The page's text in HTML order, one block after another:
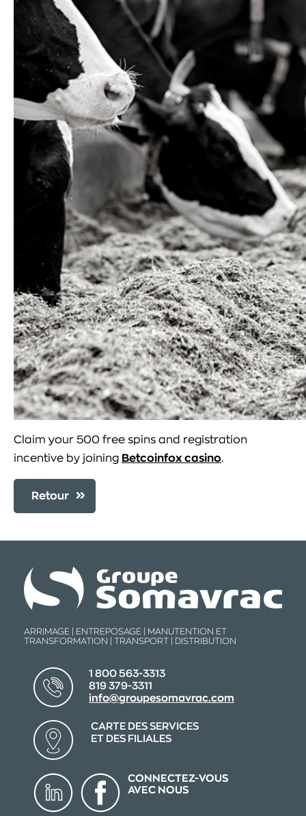
Claim your 500 free spins and registration
incentive by joining Betcoinfox casino.
Retour
ARRIMAGE | ENTREPOSAGE | MANUTENTION ET
TRANSFORMATION | TRANSPORT | DISTRIBUTION
1 800 563-3313
819 379-3311
info@groupesomavrac.com
CARTE DES SERVICES
ET DES FILIALES
CONNECTEZ-VOUS
AVEC NOUS